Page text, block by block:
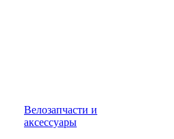
Велозапчасти и
аксессуары